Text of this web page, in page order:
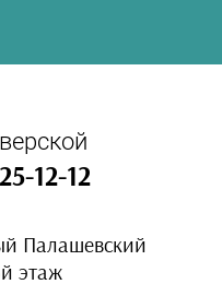
12-12
Палашевский
этаж